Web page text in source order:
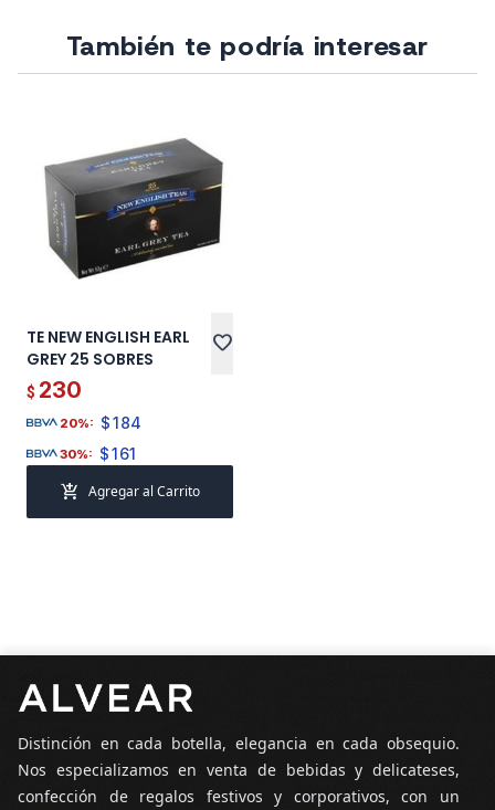
También te podría interesar
TE NEW ENGLISH EARL
GREY 25 SOBRES
favorite
$ 230
20%: $184
30%: $161
add_shopping_cart Agregar al Carrito
Distinción en cada botella, elegancia en cada obsequio.
Nos especializamos en venta de bebidas y delicateses,
confección de regalos festivos y corporativos, con un